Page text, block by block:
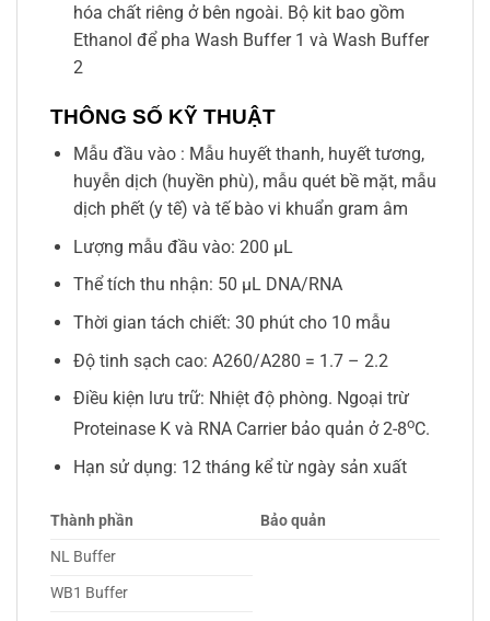
hóa chất riêng ở bên ngoài. Bộ kit bao gồm
Ethanol để pha Wash Buffer 1 và Wash Buffer
2
THÔNG SỐ KỸ THUẬT
Mẫu đầu vào : Mẫu huyết thanh, huyết tương,
huyễn dịch (huyền phù), mẫu quét bề mặt, mẫu
dịch phết (y tế) và tế bào vi khuẩn gram âm
Lượng mẫu đầu vào: 200 µL
Thể tích thu nhận: 50 µL DNA/RNA
Thời gian tách chiết: 30 phút cho 10 mẫu
Độ tinh sạch cao: A260/A280 = 1.7 – 2.2
Điều kiện lưu trữ: Nhiệt độ phòng. Ngoại trừ
Proteinase K và RNA Carrier bảo quản ở 2-8oC.
Hạn sử dụng: 12 tháng kể từ ngày sản xuất
Thành phần
Bảo quản
NL Buffer
WB1 Buffer